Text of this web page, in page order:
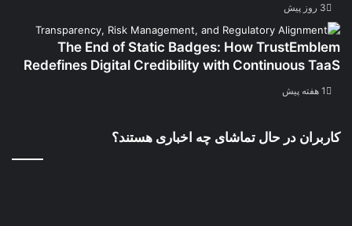
3 روز پیش
The End of Static Badges: How TrustEmblem
Redefines Digital Credibility with Continuous TaaS
1 هفته پیش
کاربران در حال تماشای چه اخباری هستند؟